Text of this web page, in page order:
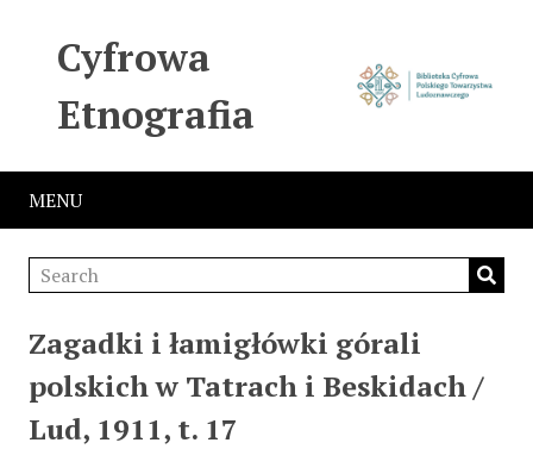
Cyfrowa
Etnografia
MENU
Zagadki i łamigłówki górali
polskich w Tatrach i Beskidach /
Lud, 1911, t. 17